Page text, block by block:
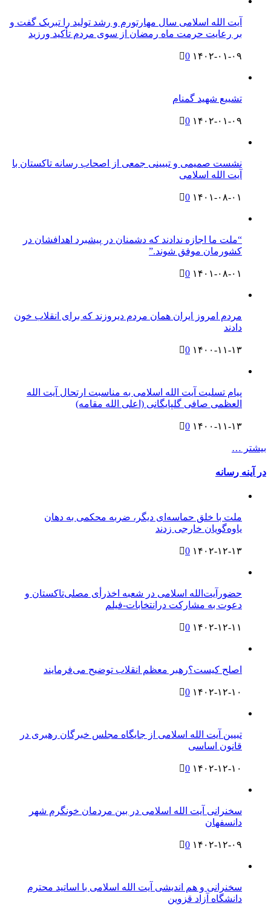
آیت الله اسلامی سال مهارتورم و رشد تولید را تبریک گفت و
بر رعایت حرمت ماه رمضان از سوی مردم تأکید ورزید
۱۴۰۲-۰۱-۰۹ 0
تشییع شهید گمنام
۱۴۰۲-۰۱-۰۹ 0
نشست صمیمی و تبیینی جمعی از اصحاب رسانه تاکستان با
آیت الله اسلامی
۱۴۰۱-۰۸-۰۱ 0
“ملت ما اجازه ندادند که دشمنان در پیشبرد اهدافشان در
کشورمان موفق شوند.”
۱۴۰۱-۰۸-۰۱ 0
مردم امروز ایران همان مردم دیروزند که برای انقلاب خون
دادند
۱۴۰۰-۱۱-۱۳ 0
پیام تسلیت آیت الله اسلامی به مناسبت ارتحال آیت الله
العظمی صافی گلپایگانی (اعلی الله مقامه)
۱۴۰۰-۱۱-۱۳ 0
بیشتر …
در آینه رسانه
ملت با خلق حماسه‌ای دیگر، ضربه محکمی به دهان
یاوه‌گویان خارجی زدند
۱۴۰۲-۱۲-۱۳ 0
حضورآیت‌الله اسلامی در شعبه اخذرأی مصلی‌تاکستان و
دعوت به مشارکت درانتخابات-فیلم
۱۴۰۲-۱۲-۱۱ 0
اصلح کیست؟رهبر معظم انقلاب توضیح می‌فرمایند
۱۴۰۲-۱۲-۱۰ 0
تبیین آیت الله اسلامی از جایگاه مجلس خبرگان رهبری در
قانون اساسی
۱۴۰۲-۱۲-۱۰ 0
سخنرانی آیت الله اسلامی در بین مردمان خونگرم شهر
دانسفهان
۱۴۰۲-۱۲-۰۹ 0
سخنرانی و هم اندیشی آیت الله اسلامی با اساتید محترم
دانشگاه آزاد قزوین